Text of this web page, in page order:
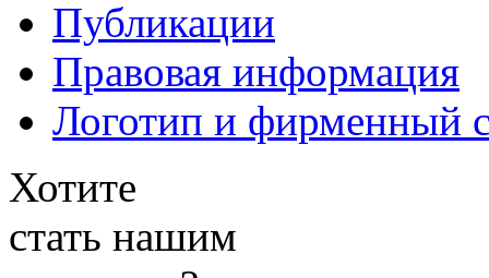
Публикации
Правовая информация
Логотип и фирменный
Хотите
стать нашим